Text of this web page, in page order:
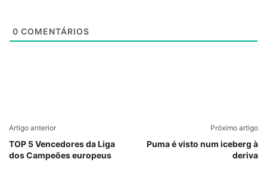
0 COMENTÁRIOS
Artigo anterior
TOP 5 Vencedores da Liga
dos Campeões europeus
Próximo artigo
Puma é visto num iceberg à
deriva